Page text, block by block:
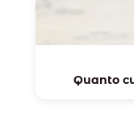
Quanto